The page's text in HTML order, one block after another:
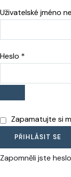
Uživatelské jméno
Heslo *
Zapamatujte si
PŘIHLÁSIT SE
Zapomněli jste